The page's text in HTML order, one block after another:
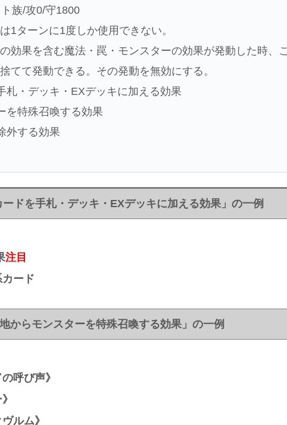
族/攻0/守1800
1ターンに1度しか使用できない。
効果を含む魔法・罠・モンスターの効果が発動した時、こ
てて発動できる。その発動を無効にする。
札・デッキ・EXデッキに加える効果
を特殊召喚する効果
外する効果
ードを手札・デッキ・EXデッキに加える効果」の一例
注目
カード
地からモンスターを特殊召喚する効果」の一例
呼び声》
ルム》